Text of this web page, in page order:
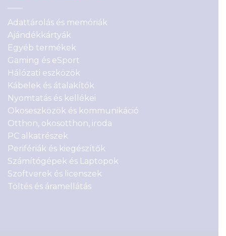
Adattárolás és memóriák
Ajándékkártyák
Egyéb termékek
Gaming és eSport
Hálózati eszközök
Kábelek és átalakítók
Nyomtatás és kellékei
Okoseszközök és kommunikáció
Otthon, okosotthon, iroda
PC alkatrészek
Perifériák és kiegészítők
Számítógépek és Laptopok
Szoftverek és licenszek
Töltés és áramellátás